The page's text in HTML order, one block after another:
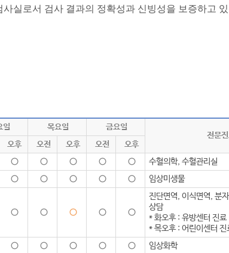
사실로서 검사 결과의 정확성과 신빙성을 보증하고
일 목요일
금요일
전문
오후 오전 오후 오전
오후
○ ○ ○ ○ ○
수혈의학, 수혈관리실
○ ○ ○ ○ ○ 임상미생물
○ ○ ○ ○ ○
진단면역, 이식면역, 분
상담
* 화오후 : 유방센터 진
* 목오후 : 어린이센터
○ ○ ○ ○ ○ 임상화학